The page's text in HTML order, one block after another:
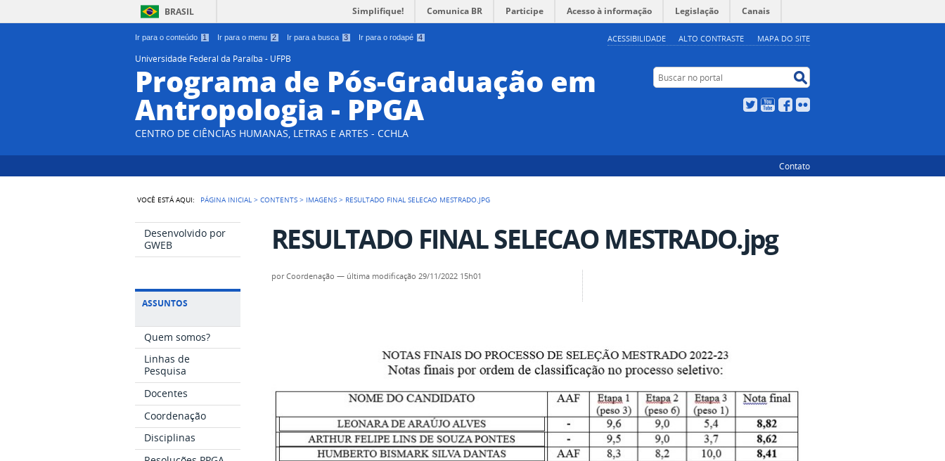
Ir para o conteúdo 1 Ir para o menu 2 Ir para a busca 3 Ir para o rodapé 4 ACESSIBILIDADE ALTO CONTRASTE MAPA DO SITE
BRASIL Simplifique! Comunica BR Participe Acesso à informação Legislação Canais
Universidade Federal da Paraíba - UFPB
Programa de Pós-Graduação em
Antropologia - PPGA
CENTRO DE CIÊNCIAS HUMANAS, LETRAS E ARTES - CCHLA
Buscar no portal
TwitterYouTubeFacebook
Contato
VOCÊ ESTÁ AQUI: PÁGINA INICIAL >CONTENTS > IMAGENS > RESULTADO FINAL SELECAO MESTRADO.JPG
Desenvolvido por
GWEB
ASSUNTOS
Quem somos?
Linhas de
Pesquisa
Docentes
Coordenação
Disciplinas
RESULTADO FINAL SELECAO MESTRADO.jpg
porCoordenação — última modificação 29/11/2022 15h01